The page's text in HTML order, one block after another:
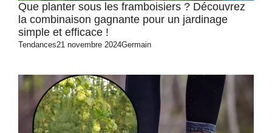
Que planter sous les framboisiers ? Découvrez
la combinaison gagnante pour un jardinage
simple et efficace !
Tendances21 novembre 2024Germain